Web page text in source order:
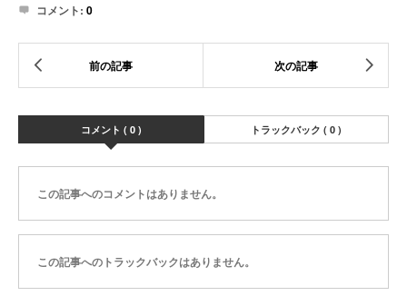
コメント: 0
コメント ( 0 ) トラックバック ( 0 )
この記事へのコメントはありません。
この記事へのトラックバックはありません。